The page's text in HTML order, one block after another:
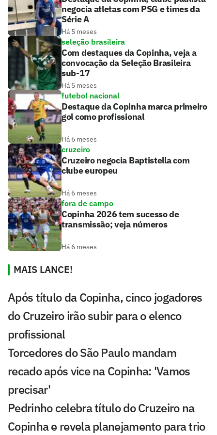
negocia atletas com PSG e times da
Série A
Há 5 meses
seleção brasileira
Com destaques da Copinha, veja a
convocação da Seleção Brasileira
sub-17
Há 5 meses
futebol nacional
Destaque da Copinha marca primeiro
gol como profissional
Há 6 meses
cruzeiro
Cruzeiro negocia Baptistella com
clube europeu
Há 6 meses
fora de campo
Copinha 2026 tem sucesso de
transmissão; veja números
Há 6 meses
MAIS LANCE!
Após título da Copinha, cinco jogadores
do Cruzeiro irão subir para o elenco
profissional
Torcedores do São Paulo mandam
recado após vice na Copinha: 'Vamos
precisar'
Pedrinho celebra título do Cruzeiro na
Copinha e revela planejamento para trio